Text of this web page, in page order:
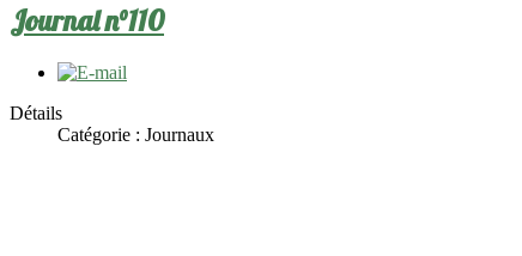
Journal n°110
Détails
Catégorie : Journaux